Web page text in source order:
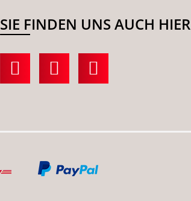
SIE FINDEN UNS AUCH HIER